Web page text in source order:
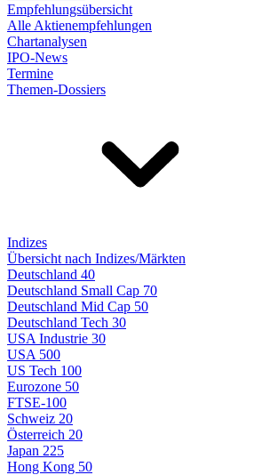
Empfehlungsübersicht
Alle Aktienempfehlungen
Chartanalysen
IPO-News
Termine
Themen-Dossiers
Indizes
Übersicht nach Indizes/Märkten
Deutschland 40
Deutschland Small Cap 70
Deutschland Mid Cap 50
Deutschland Tech 30
USA Industrie 30
USA 500
US Tech 100
Eurozone 50
FTSE-100
Schweiz 20
Österreich 20
Japan 225
Hong Kong 50